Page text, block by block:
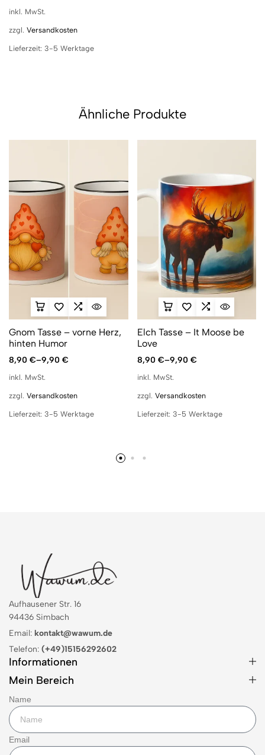
inkl. MwSt.
zzgl. Versandkosten
Lieferzeit: 3-5 Werktage
Ähnliche Produkte
Gnom Tasse – vorne Herz,
hinten Humor
8,90 €–9,90 €
inkl. MwSt.
zzgl. Versandkosten
Lieferzeit: 3-5 Werktage
Elch Tasse – It Moose be
Love
8,90 €–9,90 €
inkl. MwSt.
zzgl. Versandkosten
Lieferzeit: 3-5 Werktage
Aufhausener Str. 16
94436 Simbach
Email: kontakt@wawum.de
Telefon: (+49)15156292602
Informationen
Mein Bereich
Name
Email